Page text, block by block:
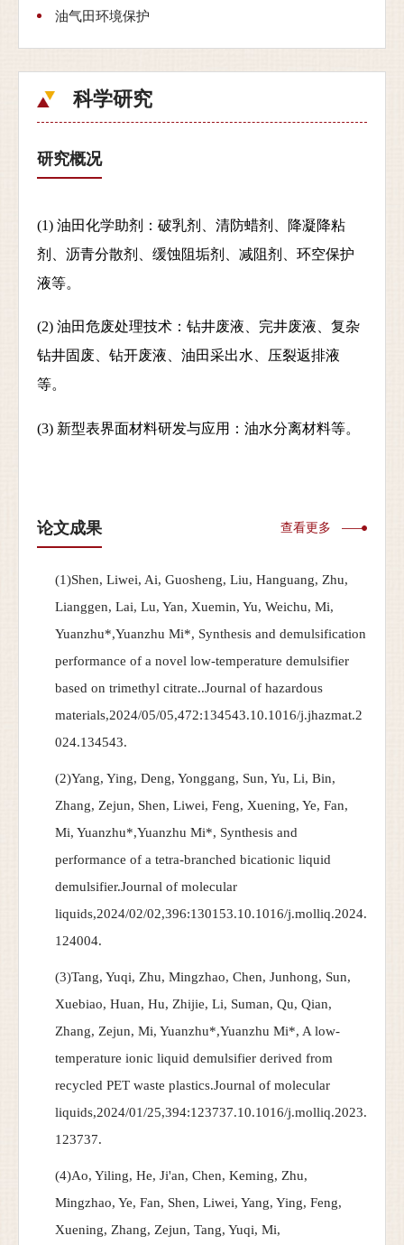
油气田环境保护
科学研究
研究概况
论文成果 查看更多
(1)Shen, Liwei, Ai, Guosheng, Liu, Hanguang, Zhu,
Lianggen, Lai, Lu, Yan, Xuemin, Yu, Weichu, Mi,
Yuanzhu*,Yuanzhu Mi*, Synthesis and demulsification
performance of a novel low-temperature demulsifier
based on trimethyl citrate..Journal of hazardous
materials,2024/05/05,472:134543.10.1016/j.jhazmat.2
024.134543.
(2)Yang, Ying, Deng, Yonggang, Sun, Yu, Li, Bin,
Zhang, Zejun, Shen, Liwei, Feng, Xuening, Ye, Fan,
Mi, Yuanzhu*,Yuanzhu Mi*, Synthesis and
performance of a tetra-branched bicationic liquid
demulsifier.Journal of molecular
liquids,2024/02/02,396:130153.10.1016/j.molliq.2024.
124004.
(3)Tang, Yuqi, Zhu, Mingzhao, Chen, Junhong, Sun,
Xuebiao, Huan, Hu, Zhijie, Li, Suman, Qu, Qian,
Zhang, Zejun, Mi, Yuanzhu*,Yuanzhu Mi*, A low-
temperature ionic liquid demulsifier derived from
recycled PET waste plastics.Journal of molecular
liquids,2024/01/25,394:123737.10.1016/j.molliq.2023.
123737.
(4)Ao, Yiling, He, Ji'an, Chen, Keming, Zhu,
Mingzhao, Ye, Fan, Shen, Liwei, Yang, Ying, Feng,
Xuening, Zhang, Zejun, Tang, Yuqi, Mi,